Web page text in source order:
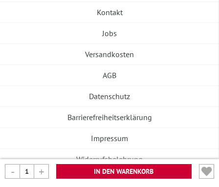
IN DEN WARENKORB
Kontakt
Jobs
Versandkosten
AGB
Datenschutz
Barrierefreiheitserklärung
Impressum
Widerrufsbelehrung
Vertrag widerrufen